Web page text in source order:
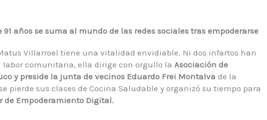
91 años se suma al mundo de las redes sociales tras empoderarse
Villarroel tiene una vitalidad envidiable. Ni dos infartos han
labor comunitaria, ella dirige con orgullo la Asociación de
y preside la junta de vecinos Eduardo Frei Montalva de la
pierde sus clases de Cocina Saludable y organizó su tiempo para
de Empoderamiento Digital.